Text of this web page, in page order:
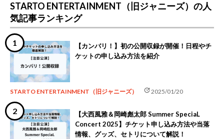
STARTO ENTERTAINMENT（旧ジャニーズ）の人
気記事ランキング
【カンバリ！】初の公開収録が開催！日程やチ
ケットの申し込み方法を紹介
STARTO ENTERTAINMENT（旧ジャニーズ） update2025/01/20
【大西風雅＆岡崎彪太郎 Summer SpeciaL
Concert 2025】チケット申し込み方法や当落
情報、グッズ、セトリについて解説！